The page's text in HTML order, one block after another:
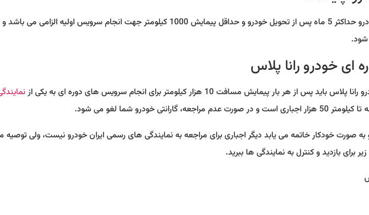
مراجعه به نمایندگی های مجاز ایران خودرو حداکثر 5 ماه پس از تحویل خودرو و حداقل پیمایش 1000 کیلومتر جهت انجام سرویس اولیه الزامی
شود.
خودرو رانا پلاس
بار پیمایش مسافت 10 هزار کیلومتر برای انجام سرویس های دوره ای به یکی از
گارانتی خودرو شما لغو می شود.
گارانتی خودرو به صورت خودکار خاتمه می یابد دیگر اجباری برای مراجعه به نمایندگی های رسمی ایران خودرو نیست، ولی
بازدید و کنترل به نمایندگی ها ببرید.